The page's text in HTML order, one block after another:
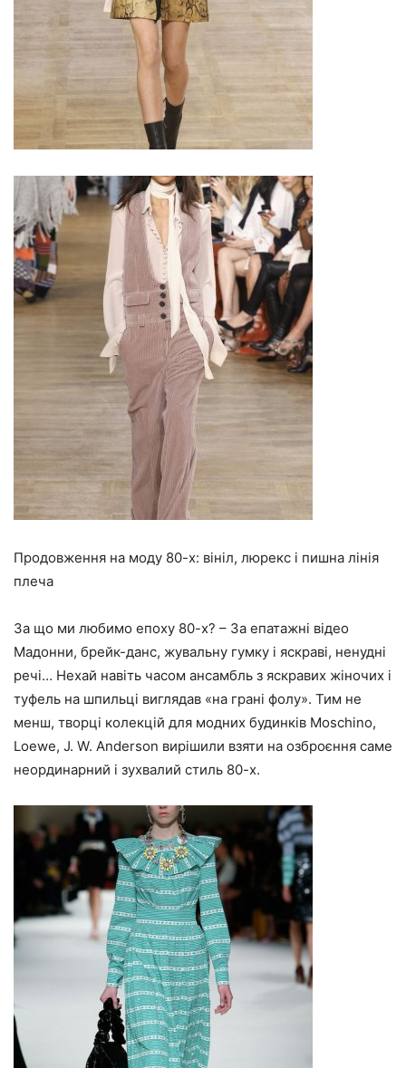
Продовження на моду 80-х: вініл, люрекс і пишна лінія
плеча
За що ми любимо епоху 80-х? – За епатажні відео
Мадонни, брейк-данс, жувальну гумку і яскраві, ненудні
речі… Нехай навіть часом ансамбль з яскравих жіночих і
туфель на шпильці виглядав «на грані фолу». Тим не
менш, творці колекцій для модних будинків Moschino,
Loewe, J. W. Anderson вирішили взяти на озброєння саме
неординарний і зухвалий стиль 80-х.